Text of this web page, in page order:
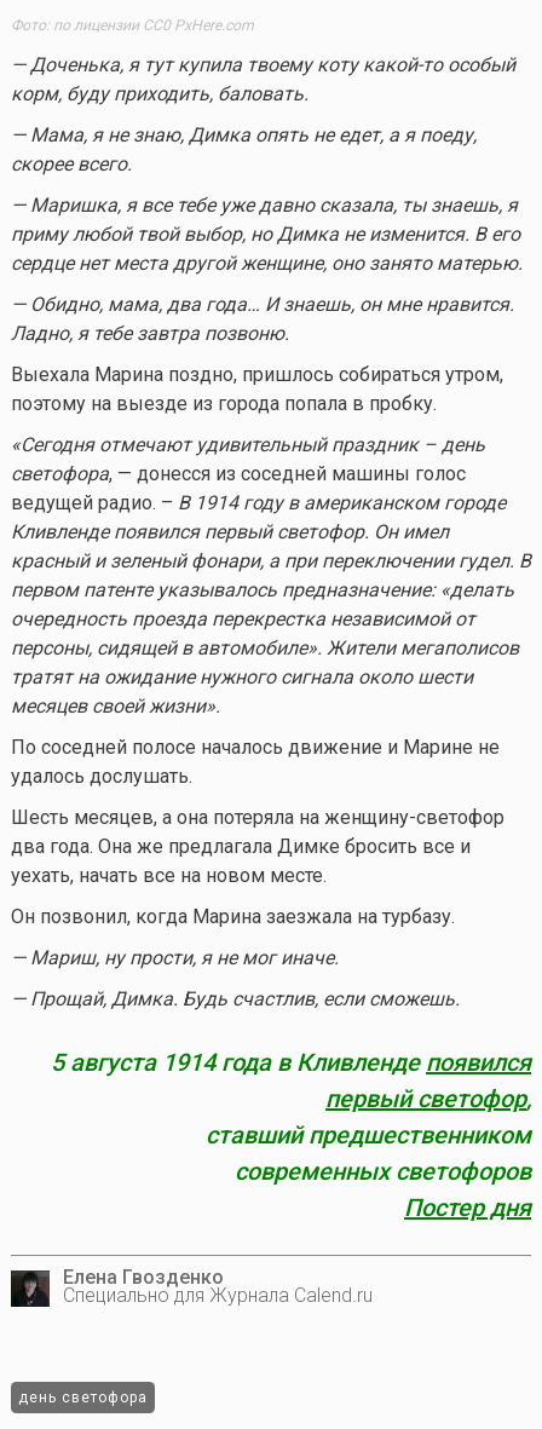
Фото: по лицензии CC0 PxHere.com
— Доченька, я тут купила твоему котукакой-тоособый
корм, буду приходить, баловать.
— Мама, я не знаю, Димка опять не едет, а я поеду,
скорее всего.
— Маришка, я все тебе уже давно сказала, ты знаешь, я
приму любой твой выбор, но Димка не изменится. В его
сердце нет места другой женщине, оно занято матерью.
— Обидно, мама, два года… И знаешь, он мне нравится.
Ладно, я тебе завтра позвоню.
Выехала Марина поздно, пришлось собираться утром,
поэтому на выезде из города попала в пробку.
«Сегодня отмечают удивительный праздник – день
светофора, — донесся из соседней машины голос
ведущей радио. – В 1914 году в американском городе
Кливленде появился первый светофор. Он имел
красный и зеленый фонари, а при переключении гудел. В
первом патенте указывалось предназначение: «делать
очередность проезда перекрестка независимой от
персоны, сидящей в автомобиле». Жители мегаполисов
тратят на ожидание нужного сигнала около шести
месяцев своей жизни».
По соседней полосе началось движение и Марине не
удалось дослушать.
Шесть месяцев, а она потеряла на женщину-светофор
два года. Она же предлагала Димке бросить все и
уехать, начать все на новом месте.
Он позвонил, когда Марина заезжала на турбазу.
— Мариш, ну прости, я не мог иначе.
— Прощай, Димка. Будь счастлив, если сможешь.
5 августа 1914 года в Кливленде появился
первый светофор,
ставший предшественником
современных светофоров
Постер дня
Елена Гвозденко
Специально для Журнала Calend.ru
день светофора